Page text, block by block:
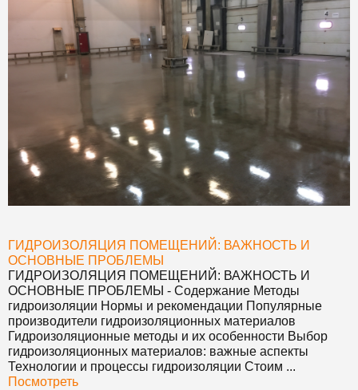
ГИДРОИЗОЛЯЦИЯ ПОМЕЩЕНИЙ: ВАЖНОСТЬ И
ОСНОВНЫЕ ПРОБЛЕМЫ
ГИДРОИЗОЛЯЦИЯ ПОМЕЩЕНИЙ: ВАЖНОСТЬ И
ОСНОВНЫЕ ПРОБЛЕМЫ - Содержание Методы
гидроизоляции Нормы и рекомендации Популярные
производители гидроизоляционных материалов
Гидроизоляционные методы и их особенности Выбор
гидроизоляционных материалов: важные аспекты
Технологии и процессы гидроизоляции Стоим ...
Посмотреть